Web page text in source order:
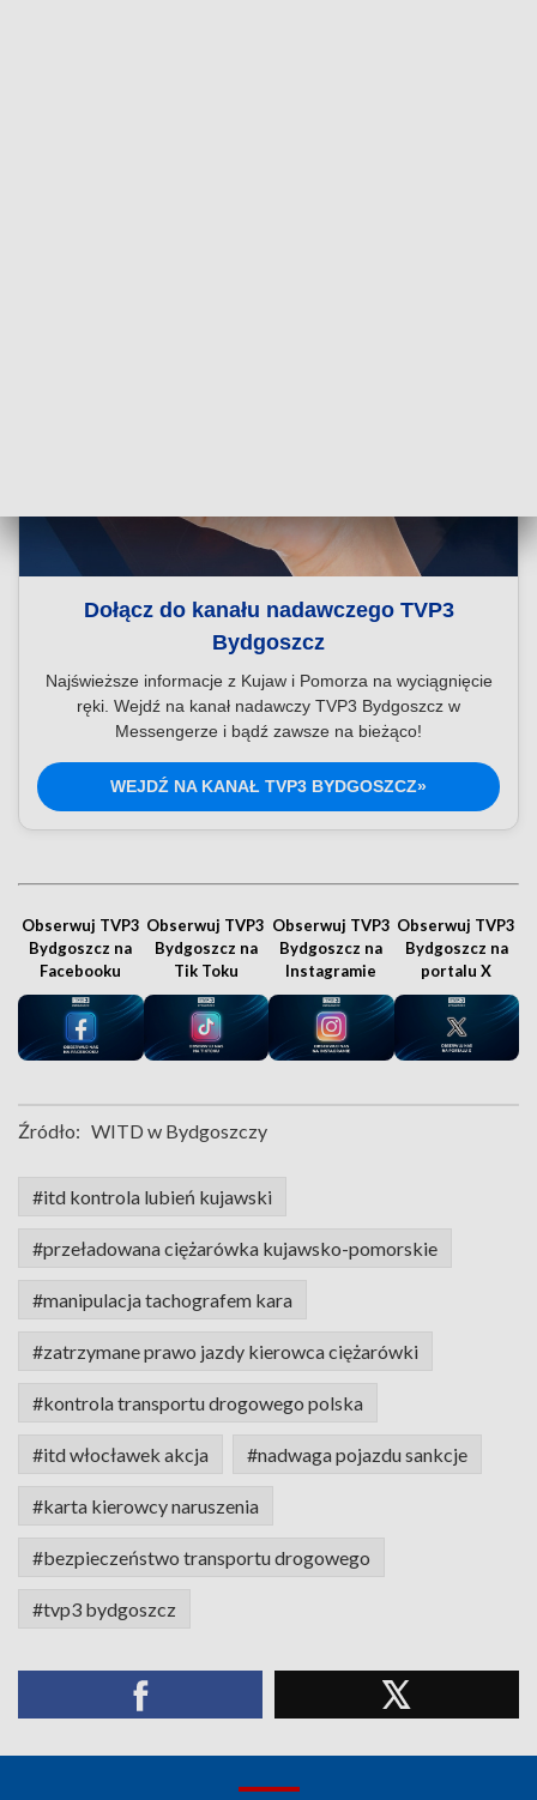
Dołącz do kanału nadawczego TVP3
Bydgoszcz
Najświeższe informacje z Kujaw i Pomorza na wyciągnięcie
ręki. Wejdź na kanał nadawczy TVP3 Bydgoszcz w
Messengerze i bądź zawsze na bieżąco!
WEJDŹ NA KANAŁ TVP3 BYDGOSZCZ»
Obserwuj TVP3
Bydgoszcz na
Facebooku
Obserwuj TVP3
Bydgoszcz na
Tik Toku
Obserwuj TVP3
Bydgoszcz na
Instagramie
Obserwuj TVP3
Bydgoszcz na
portalu X
Źródło: WITD w Bydgoszczy
#itd kontrola lubień kujawski
#przeładowana ciężarówka kujawsko-pomorskie
#manipulacja tachografem kara
#zatrzymane prawo jazdy kierowca ciężarówki
#kontrola transportu drogowego polska
#itd włocławek akcja #nadwaga pojazdu sankcje
#karta kierowcy naruszenia
#bezpieczeństwo transportu drogowego
#tvp3 bydgoszcz